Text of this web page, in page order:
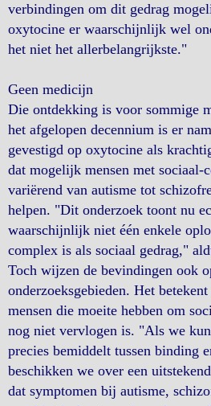
verbindingen om dit gedrag
oxytocine er waarschijnlijk wel
het niet het allerbelangrijkste."
Geen medicijn
Die ontdekking is voor sommige
het afgelopen decennium is er
gevestigd op oxytocine als
dat mogelijk mensen met sociaal-
variërend van autisme tot
helpen. "Dit onderzoek toont nu
waarschijnlijk niet één enkele
complex is als sociaal gedrag,"
Toch wijzen de bevindingen ook
onderzoeksgebieden. Het
mensen die moeite hebben om
nog niet vervlogen is. "Als we
precies bemiddelt tussen binding
beschikken we over een
dat symptomen bij autisme,